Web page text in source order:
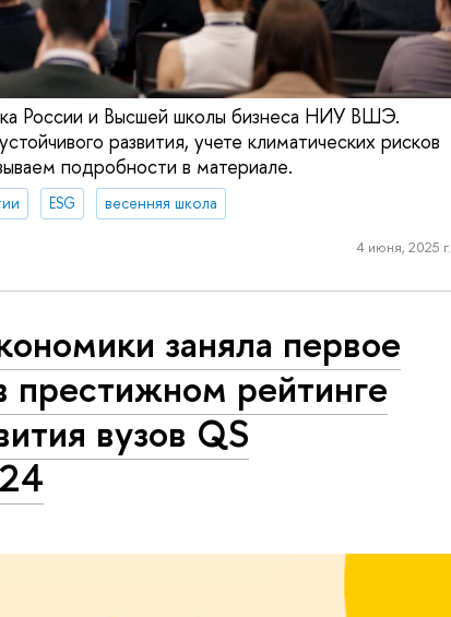
России и Высшей школы бизнеса НИУ ВШЭ.
развития, учете климатических рисков
подробности в материале.
ESG
весенняя школа
4 июня, 2025 г.
заняла первое
престижном рейтинге
вузов QS